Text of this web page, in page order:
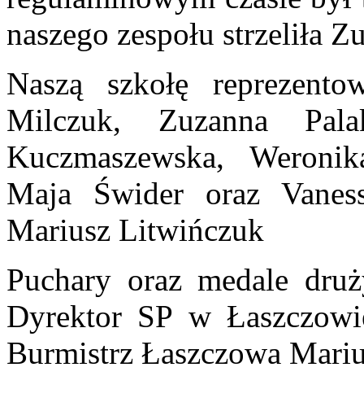
naszego zespołu strzeliła
Naszą szkołę
Milczuk, Zuzanna
Kuczmaszewska,
Maja Świder oraz
Mariusz Litwińczuk
Puchary oraz medale
Dyrektor SP w
Burmistrz Łaszczowa